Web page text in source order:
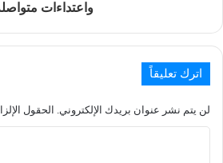
واعتداءات
اترك تعليقاً
لن يتم نشر عنوان بريدك الإلكتروني. الحقول